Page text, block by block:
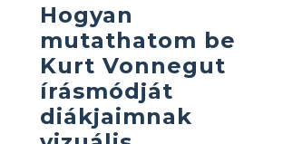
Hogyan
mutathatom be
Kurt Vonnegut
írásmódját
diákjaimnak